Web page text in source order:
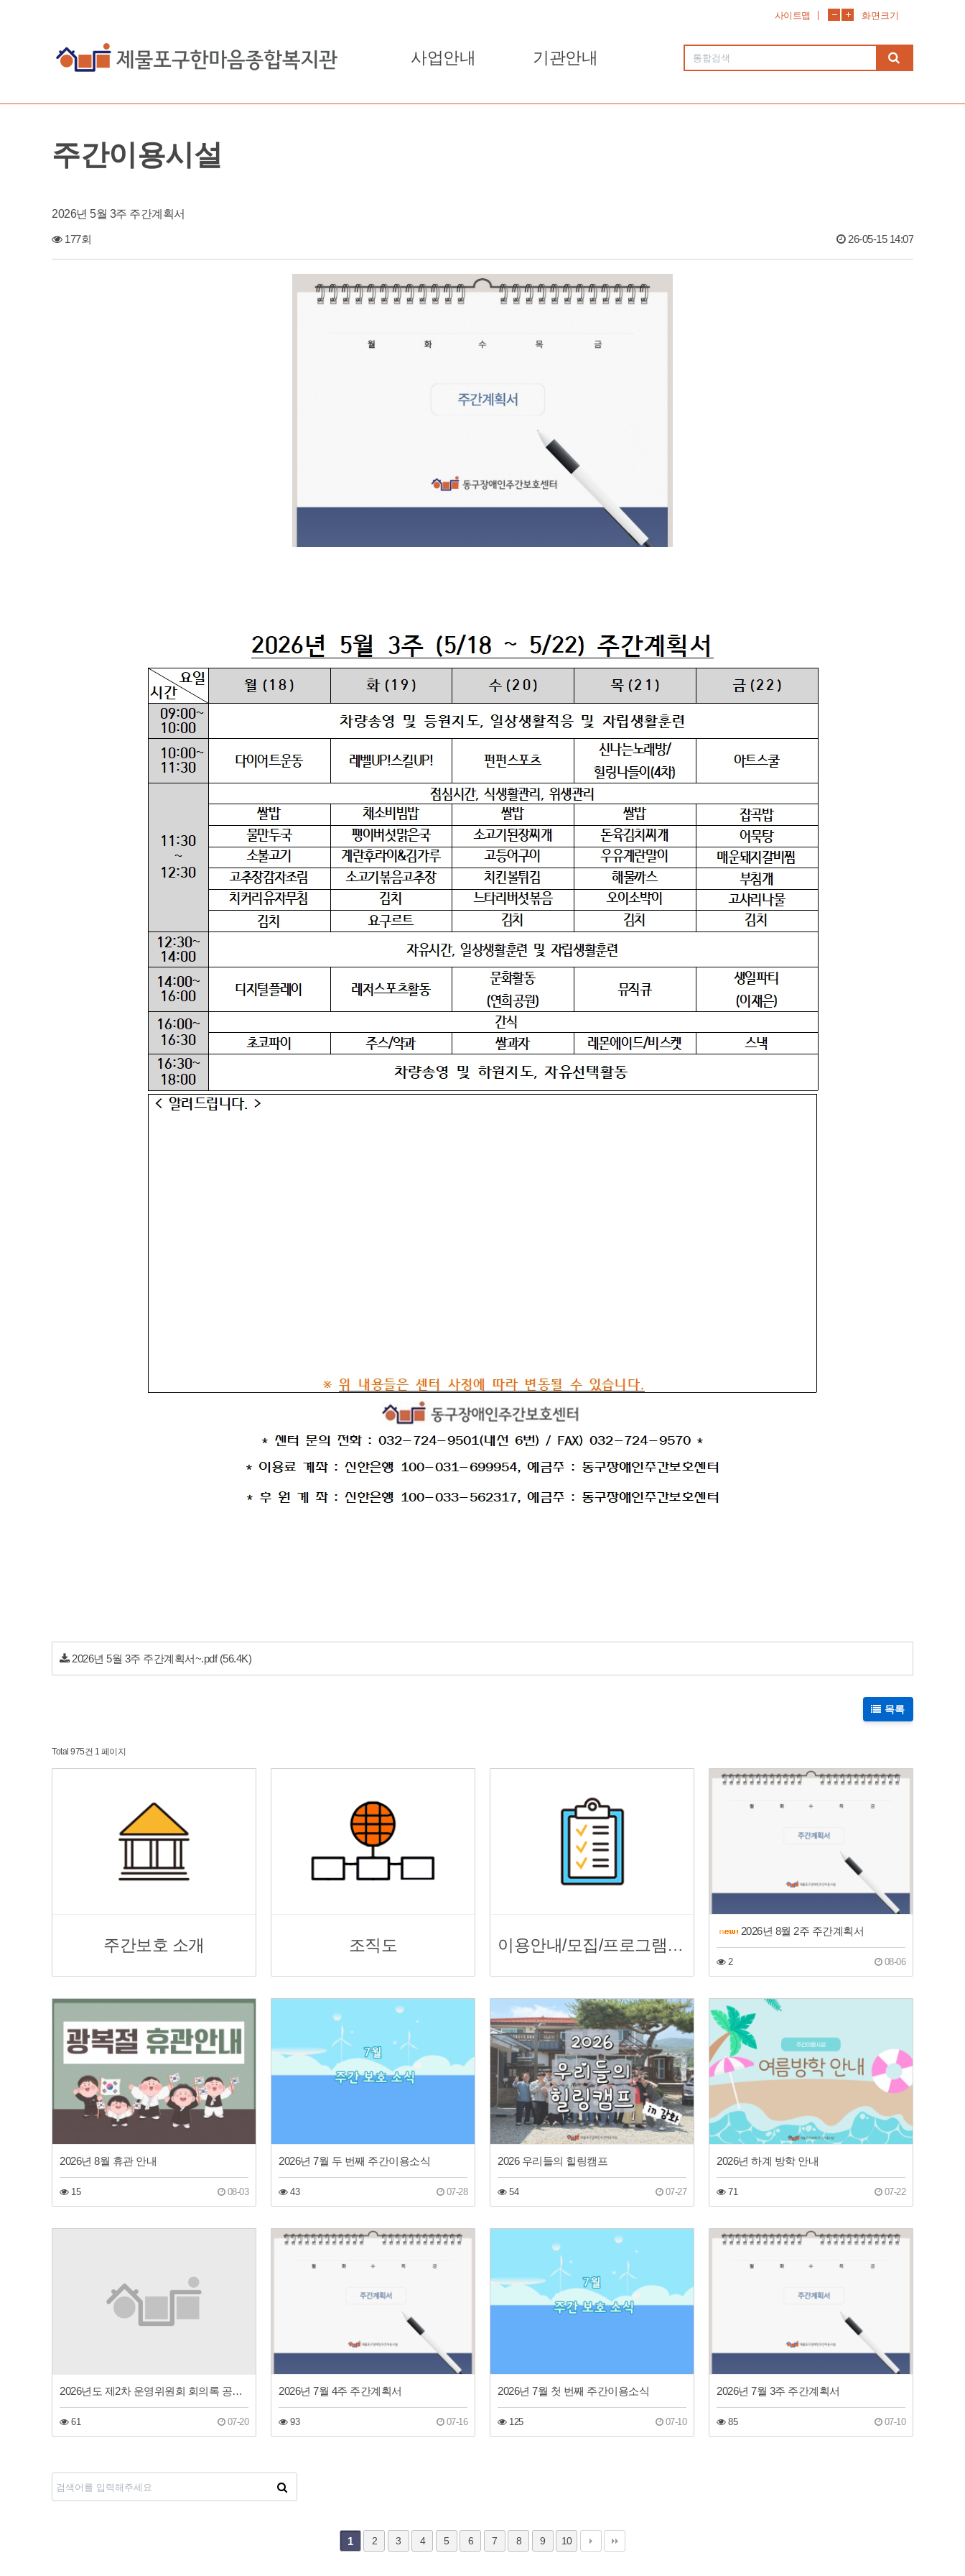
사이트맵 화면크기
사업안내 기관안내
주간이용시설
2026년 5월 3주 주간계획서
177회 26-05-15 14:07
2026년 5월 3주 주간계획서~.pdf(56.4K)
목록
Total 975건 1 페이지
주간보호 소개 조직도 이용안내/모집/프로그램 소개
2026년 8월 2주 주간계획서
2 08-06
2026년 8월 휴관 안내
15 08-03
2026년 7월 두 번째 주간이용소식
43 07-28
2026 우리들의 힐링캠프
54 07-27
2026년 하계 방학 안내
71 07-22
2026년도 제2차 운영위원회 회의록 공개(동구장애인주간보호센터)
61 07-20
2026년 7월 4주 주간계획서
93 07-16
2026년 7월 첫 번째 주간이용소식
125 07-10
2026년 7월 3주 주간계획서
85 07-10
1 2 3 4 5 6 7 8 9 10